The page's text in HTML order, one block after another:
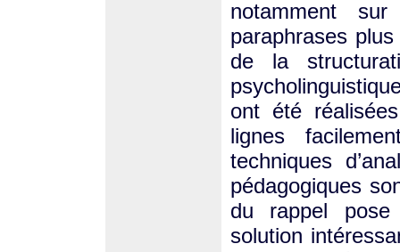
notamment
paraphrases
de la
ont été
lignes
techniques
pédagogiques
du rappel
solution